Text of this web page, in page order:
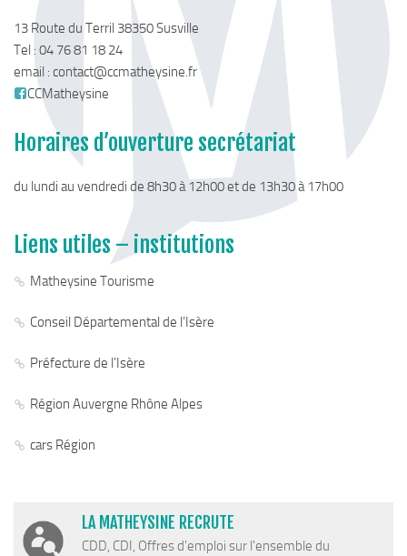
13 Route du Terril 38350 Susville
Tel : 04 76 81 18 24
email : contact@ccmatheysine.fr
CCMatheysine
Horaires d’ouverture secrétariat
du lundi au vendredi de 8h30 à 12h00 et de 13h30 à 17h00
Liens utiles – institutions
Matheysine Tourisme
Conseil Départemental de l’Isère
Préfecture de l’Isère
Région Auvergne Rhône Alpes
cars Région
LA MATHEYSINE RECRUTE
CDD, CDI, Offres d'emploi sur l'ensemble du